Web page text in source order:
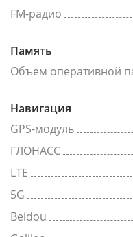
FM-радио
Память
Объем оперативной
Навигация
GPS-модуль
ГЛОНАСС
LTE
5G
Beidou